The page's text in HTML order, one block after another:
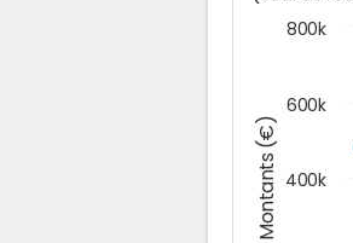
Montants (€) 400k
600k
800k